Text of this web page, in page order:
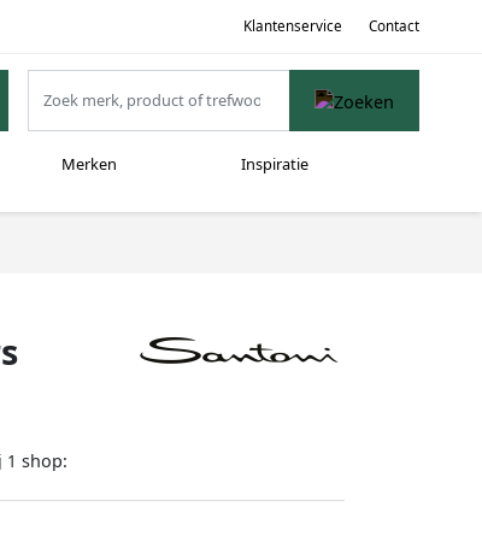
Klantenservice Contact
Merken Inspiratie
1 shop: